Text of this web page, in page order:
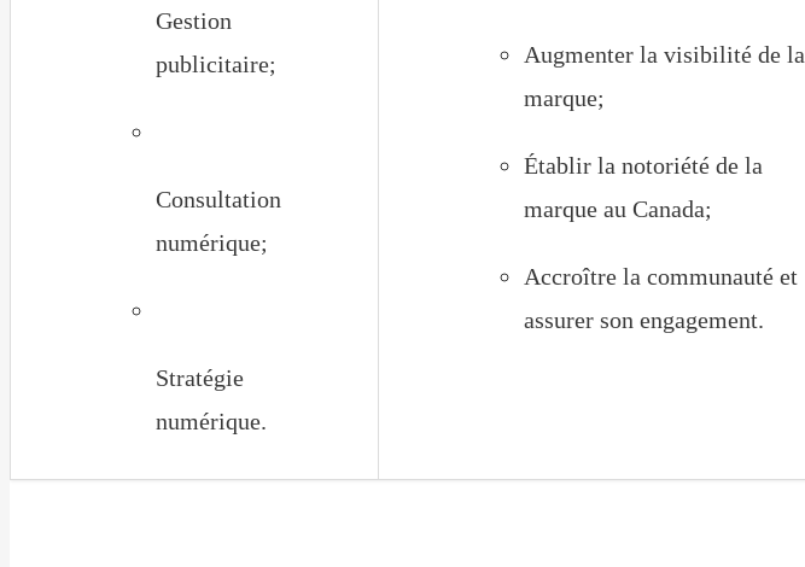
Gestion
publicitaire;
Consultation
numérique;
Stratégie
numérique.
Augmenter la visibilité de la
marque;
Établir la notoriété de la
marque au Canada;
Accroître la communauté et
assurer son engagement.